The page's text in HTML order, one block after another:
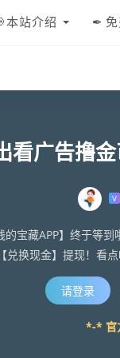
本站介绍
看广告撸
V
的宝藏APP】终于等
兑换现金】提现！看
请登录
*-* 官